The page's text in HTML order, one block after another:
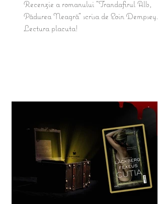
Recenzie a romanului "Trandafirul Alb,
Pădurea Neagră" scrisa de Eoin Dempsey.
Lectura placuta!